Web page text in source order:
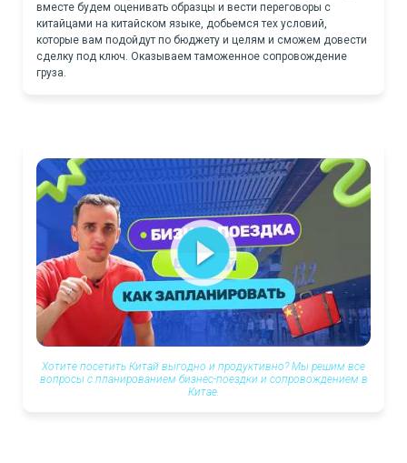
вместе будем оценивать образцы и вести переговоры с
китайцами на китайском языке, добьемся тех условий,
которые вам подойдут по бюджету и целям и сможем довести
сделку под ключ. Оказываем таможенное сопровождение
груза.
Хотите посетить Китай выгодно и продуктивно? Мы решим все
вопросы с планированием бизнес-поездки и сопровождением в
Китае.